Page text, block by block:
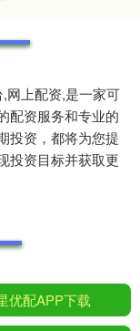
网上配资,是一家可
配资服务和专业的
投资，都将为您提
投资目标并获取更
优配APP下载